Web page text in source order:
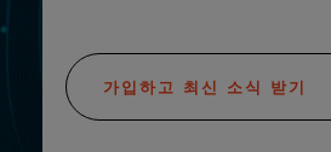
가입하고 최신 소식 받기